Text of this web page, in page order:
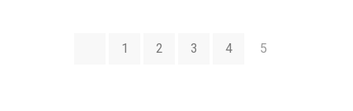
1 2 3 4 5